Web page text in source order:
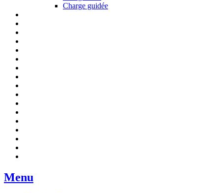
Charge guidée
Menu